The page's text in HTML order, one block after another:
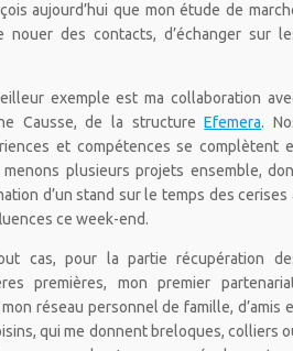
aujourd’hui que mon étude de
des contacts, d’échanger sur
exemple est ma collaboration
Causse, de la structureEfemera.
et compétences se complètent
menons plusieurs projets ensemble,
d’un stand sur le temps des cerises
ce week-end.
cas, pour la partie récupération
premières, mon premier
mon réseau personnel de famille, d’amis
qui me donnent breloques, colliers